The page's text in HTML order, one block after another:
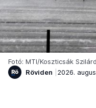
Fotó: MTI/Koszticsák Szilárd
Röviden
2026.